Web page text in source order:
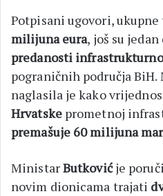
Potpisani ugovori,
milijuna eura, još su
predanosti
pograničnih područja
naglasila je kako
Hrvatskeprometnoj
premašuje 60 milijuna
MinistarButkovićje
novim dionicama trajati